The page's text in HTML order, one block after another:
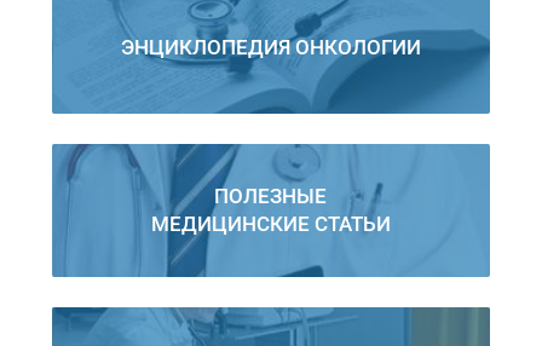
ЭНЦИКЛОПЕДИЯ ОНКОЛОГИИ
ПОЛЕЗНЫЕ
МЕДИЦИНСКИЕ СТАТЬИ